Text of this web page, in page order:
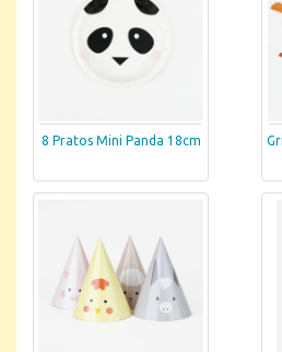
8 Pratos Mini Panda 18cm